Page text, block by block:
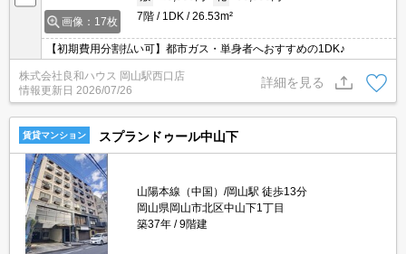
画像：17枚
7階
1DK 26.53m²
【初期費用分割払い可】都市ガス・単身者へおすすめの1DK♪
株式会社良和ハウス 岡山駅西口店
情報更新日 2026/07/26
詳細を見る
賃貸マンション スプランドゥール中山下
山陽本線（中国）/岡山駅 徒歩13分
岡山県岡山市北区中山下1丁目
築37年
9階建